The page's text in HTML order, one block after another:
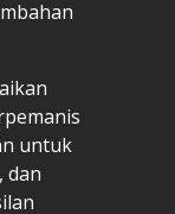
untuk
dan